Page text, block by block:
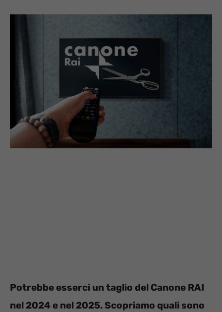
Potrebbe esserci un taglio del Canone RAI
nel 2024 e nel 2025. Scopriamo quali sono